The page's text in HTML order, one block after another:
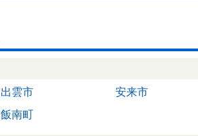
出雲市 安来市
飯南町